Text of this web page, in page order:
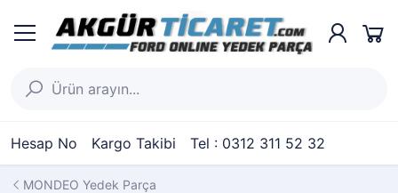
Hesap No Kargo Takibi Tel : 0312 311 52 32
MONDEO Yedek Parça